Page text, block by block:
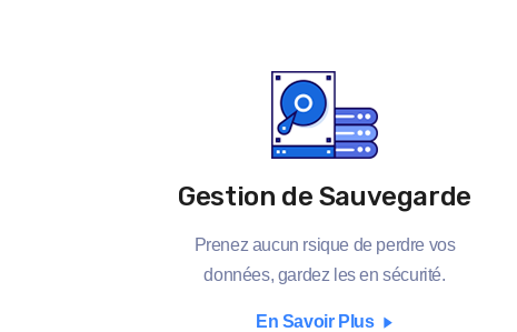
Gestion de Sauvegarde
Prenez aucun rsique de perdre vos
données, gardez les en sécurité.
En Savoir Plus